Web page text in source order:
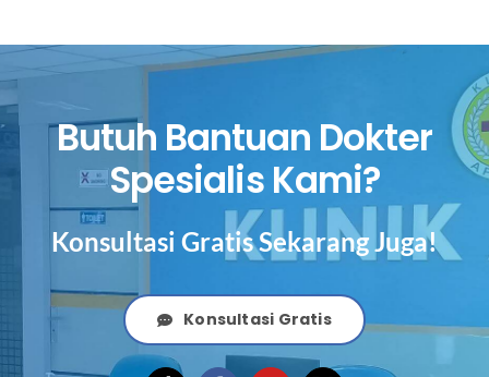
Butuh Bantuan Dokter
Spesialis Kami?
Konsultasi Gratis Sekarang Juga!
Konsultasi Gratis